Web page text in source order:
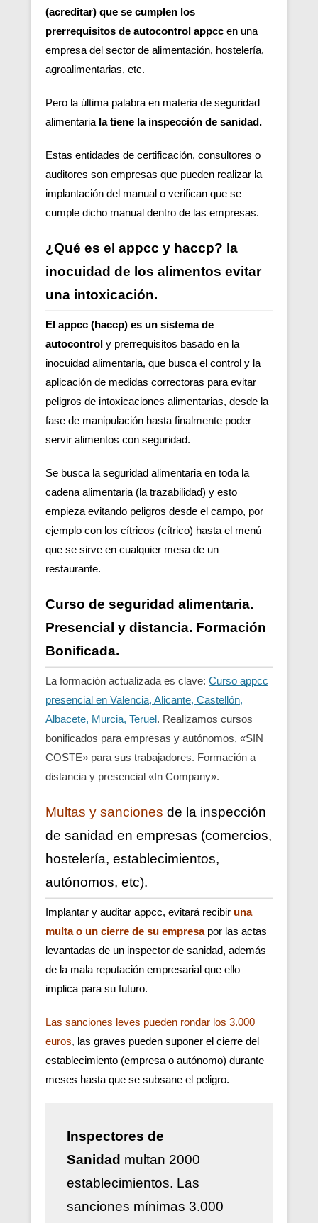
(acreditar) que se cumplen los
prerrequisitos de autocontrol appcc en una
empresa del sector de alimentación, hostelería,
agroalimentarias, etc.
Pero la última palabra en materia de seguridad
alimentaria la tiene la inspección de sanidad.
Estas entidades de certificación, consultores o
auditores son empresas que pueden realizar la
implantación del manual o verifican que se
cumple dicho manual dentro de las empresas.
¿Qué es el appcc y haccp? la
inocuidad de los alimentos evitar
una intoxicación.
El appcc (haccp) es un sistema de
autocontrol y prerrequisitos basado en la
inocuidad alimentaria, que busca el control y la
aplicación de medidas correctoras para evitar
peligros de intoxicaciones alimentarias, desde la
fase de manipulación hasta finalmente poder
servir alimentos con seguridad.
Se busca la seguridad alimentaria en toda la
cadena alimentaria (la trazabilidad) y esto
empieza evitando peligros desde el campo, por
ejemplo con los cítricos (cítrico) hasta el menú
que se sirve en cualquier mesa de un
restaurante.
Curso de seguridad alimentaria.
Presencial y distancia. Formación
Bonificada.
La formación actualizada es clave: Curso appcc
presencial en Valencia, Alicante, Castellón,
Albacete, Murcia, Teruel. Realizamos cursos
bonificados para empresas y autónomos, «SIN
COSTE» para sus trabajadores. Formación a
distancia y presencial «In Company».
Multas y sanciones de la inspección
de sanidad en empresas (comercios,
hostelería, establecimientos,
autónomos, etc).
Implantar y auditar appcc, evitará recibir una
multa o un cierre de su empresa por las actas
levantadas de un inspector de sanidad, además
de la mala reputación empresarial que ello
implica para su futuro.
Las sanciones leves pueden rondar los 3.000
euros, las graves pueden suponer el cierre del
establecimiento (empresa o autónomo) durante
meses hasta que se subsane el peligro.
Inspectores de
Sanidad multan 2000
establecimientos. Las
sanciones mínimas 3.000